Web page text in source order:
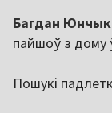
Багдан Юнчык
пайшоў з дому
Пошукі